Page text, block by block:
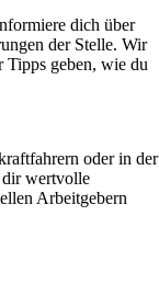
dich über
der Stelle. Wir
geben, wie du
oder in der
dir wertvolle
Arbeitgebern